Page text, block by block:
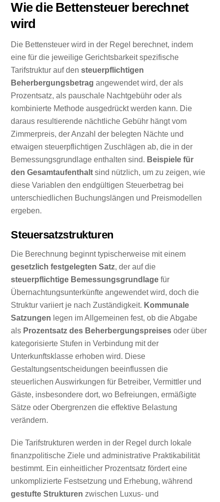
Wie die Bettensteuer berechnet
wird
Die Bettensteuer wird in der Regel berechnet, indem
eine für die jeweilige Gerichtsbarkeit spezifische
Tarifstruktur auf densteuerpflichtigen
Beherbergungsbetrag angewendet wird, der als
Prozentsatz, als pauschale Nachtgebühr oder als
kombinierte Methode ausgedrückt werden kann. Die
daraus resultierende nächtliche Gebühr hängt vom
Zimmerpreis, der Anzahl der belegten Nächte und
etwaigen steuerpflichtigen Zuschlägen ab, die in der
Bemessungsgrundlage enthalten sind. Beispiele für
den Gesamtaufenthalt sind nützlich, um zu zeigen, wie
diese Variablen den endgültigen Steuerbetrag bei
unterschiedlichen Buchungslängen und Preismodellen
ergeben.
Steuersatzstrukturen
Die Berechnung beginnt typischerweise mit einem
gesetzlich festgelegten Satz, der auf die
steuerpflichtige Bemessungsgrundlage für
Übernachtungsunterkünfte angewendet wird, doch die
Struktur variiert je nach Zuständigkeit. Kommunale
Satzungen legen im Allgemeinen fest, ob die Abgabe
als Prozentsatz des Beherbergungspreises oder über
kategorisierte Stufen in Verbindung mit der
Unterkunftsklasse erhoben wird. Diese
Gestaltungsentscheidungen beeinflussen die
steuerlichen Auswirkungen für Betreiber, Vermittler und
Gäste, insbesondere dort, wo Befreiungen, ermäßigte
Sätze oder Obergrenzen die effektive Belastung
verändern.
Die Tarifstrukturen werden in der Regel durch lokale
finanzpolitische Ziele und administrative Praktikabilität
bestimmt. Ein einheitlicher Prozentsatz fördert eine
unkomplizierte Festsetzung und Erhebung, während
gestufte Strukturen zwischen Luxus- und